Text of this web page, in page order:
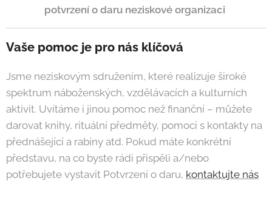
potvrzení o daru neziskové organizaci
Vaše pomoc je pro nás klíčová
Jsme neziskovým sdružením, které realizuje široké
spektrum náboženských, vzdělávacích a kulturních
aktivit. Uvítáme i jinou pomoc než finanční – můžete
darovat knihy, rituální předměty, pomoci s kontakty na
přednášející a rabíny atd. Pokud máte konkrétní
představu, na co byste rádi přispěli a/nebo
potřebujete vystavit Potvrzení o daru, kontaktujte nás